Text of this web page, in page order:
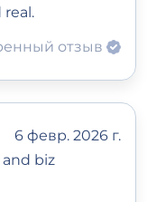
отзыв
6 февр. 2026 г.
biz